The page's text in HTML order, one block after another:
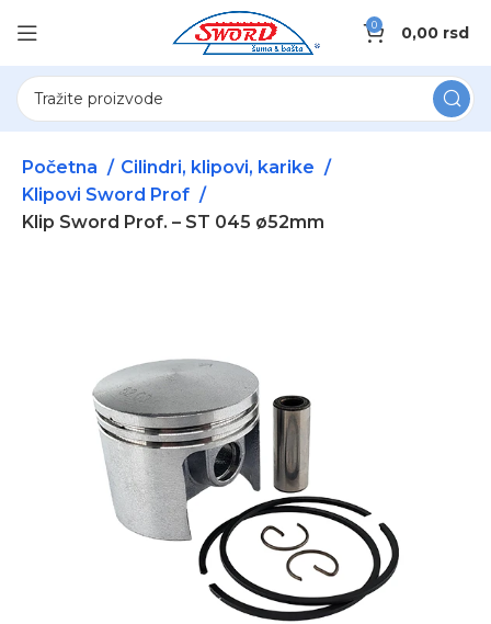
0 0,00 rsd
Početna
Cilindri, klipovi, karike
Klipovi Sword Prof
Klip Sword Prof. – ST 045 ø52mm